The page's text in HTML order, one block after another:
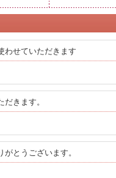
わせていただきます
きます。
とうございます。